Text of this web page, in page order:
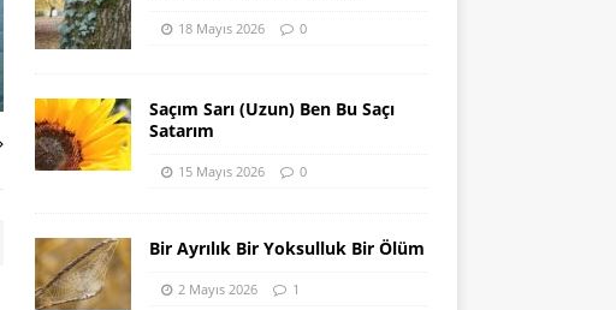
18 Mayıs 2026 0
Saçım Sarı (Uzun) Ben Bu Saçı
Satarım
15 Mayıs 2026 0
Bir Ayrılık Bir Yoksulluk Bir Ölüm
2 Mayıs 2026 1